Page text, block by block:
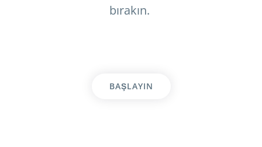
bırakın.
BAŞLAYIN